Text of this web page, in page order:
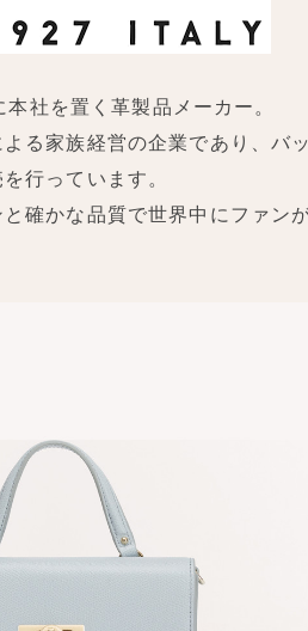
社を置く革製品メーカー。
る家族経営の企業であり、バ
行っています。
確かな品質で世界中にファン